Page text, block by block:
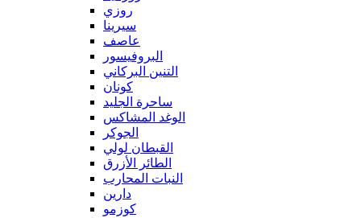
روزي
سيرينا
عاصف
البروفيسور
التنين البركاني
كونان
ساحرة الجليد
الوغد المشاكس
الجوكر
القبطان لولي
الطائر الأزرق
النبات المحارب
دارين
كوزمو